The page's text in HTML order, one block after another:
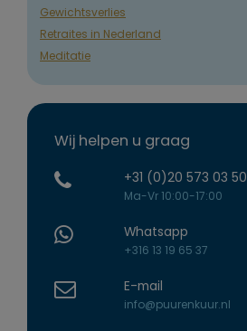
Gewichtsverlies
Retraites in Nederland
Meditatie
Wij helpen u graag
+31 (0)20 573 03 50
Ma-Vr 10:00-17:00
Whatsapp
+316 13 19 65 37
E-mail
info@puurenkuur.nl